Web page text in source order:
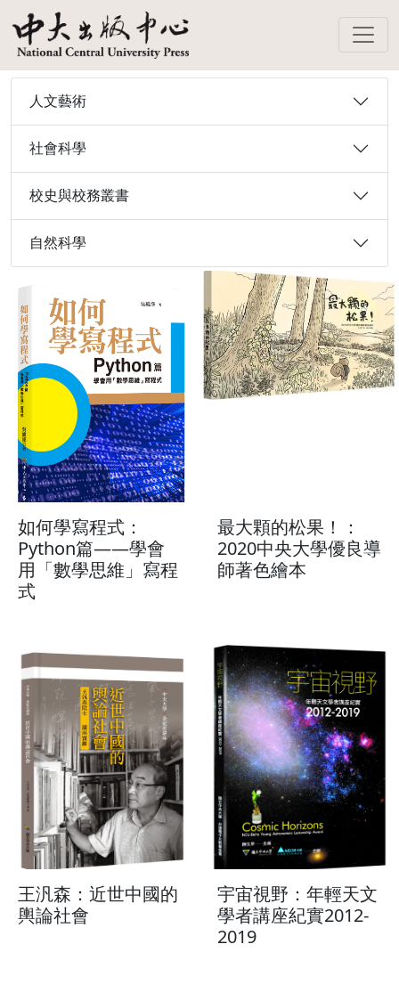
人文藝術
社會科學
校史與校務叢書
自然科學
如何學寫程式：
Python篇——學會
用「數學思維」寫程
式
最大顆的松果！：
2020中央大學優良導
師著色繪本
王汎森：近世中國的
輿論社會
宇宙視野：年輕天文
學者講座紀實2012-
2019